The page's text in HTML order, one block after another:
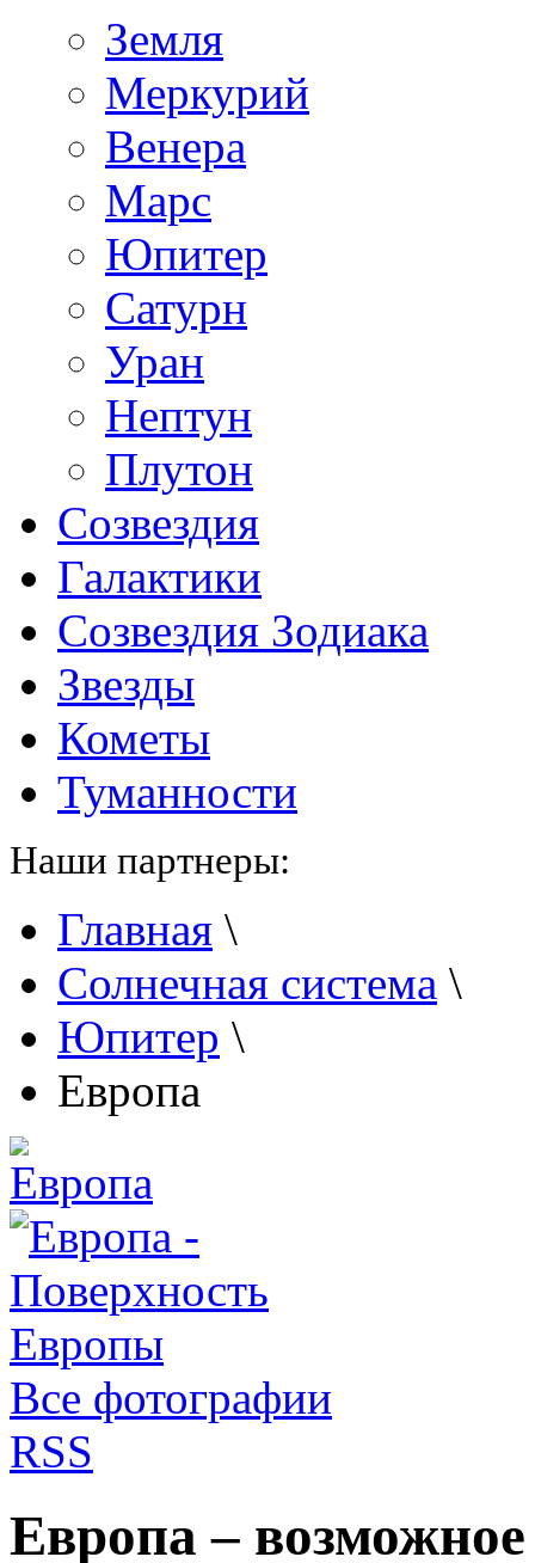
Земля
Меркурий
Венера
Марс
Юпитер
Сатурн
Уран
Нептун
Плутон
Созвездия
Галактики
Созвездия Зодиака
Звезды
Кометы
Туманности
Наши партнеры:
Главная \
Солнечная система \
Юпитер \
Европа
Все фотографии
RSS
Европа –